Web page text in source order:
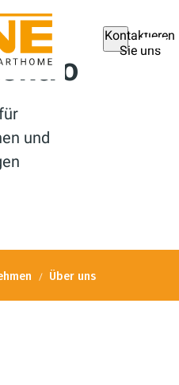
Kontaktieren
Sie uns
und
Über uns